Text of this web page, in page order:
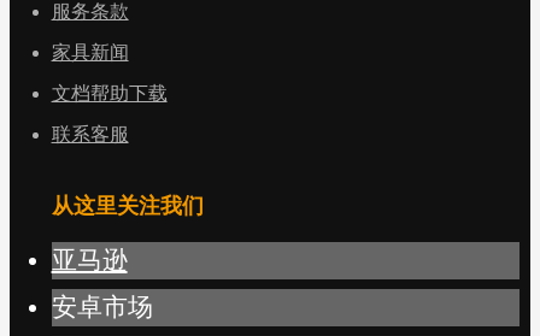
服务条款
家具新闻
文档帮助下载
联系客服
从这里关注我们
亚马逊
安卓市场